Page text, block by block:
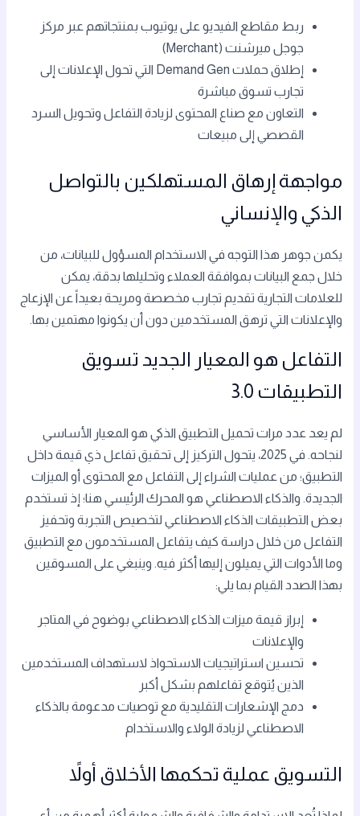
ربط مقاطع الفيديو على يوتيوب بمنتجاتهم عبر مركز
جوجل ميرشنت (Merchant)
إطلاق حملات Demand Gen التي تحول الإعلانات إلى
تجارب تسوق مباشرة
التعاون مع صناع المحتوى لزيادة التفاعل وتحويل السرد
القصصي إلى مبيعات
مواجهة إرهاق المستهلكين بالتواصل
الذكي والإنساني
يكمن جوهر هذا التوجه في الاستخدام المسؤول للبيانات، من
خلال جمع البيانات بموافقة العملاء وتحليلها بدقة، يمكن
للعلامات التجارية تقديم تجارب مخصصة ومريحة بعيداً عن الإزعاج
والإعلانات التي ترهق المستخدمين دون أن يكونوا مهتمين بها.
التفاعل هو المعيار الجديد تسويق
التطبيقات 3.0
لم يعد عدد مرات تحميل التطبيق الذكي هو المعيار الأساسي
لنجاحه. في 2025، يتحول التركيز إلى تحقيق تفاعل ذي قيمة داخل
التطبيق؛ من عمليات الشراء إلى التفاعل مع المحتوى أو الميزات
الجديدة. والذكاء الاصطناعي هو المحرك الرئيسي هنا؛ إذ تستخدم
بعض التطبيقات الذكاء الاصطناعي لتخصيص التجربة وتحفيز
التفاعل من خلال دراسة كيف يتفاعل المستخدمون مع التطبيق
وما الأدوات التي يميلون إليها أكثر فيه. وينبغي على المسوقين
بهذا الصدد القيام بما يلي:
إبراز قيمة ميزات الذكاء الاصطناعي بوضوح في المتاجر
والإعلانات
تحسين استراتيجيات الاستحواذ لاستهداف المستخدمين
الذين يُتوقع تفاعلهم بشكل أكبر
دمج الإشعارات التقليدية مع توصيات مدعومة بالذكاء
الاصطناعي لزيادة الولاء والاستخدام
التسويق عملية تحكمها الأخلاق أولاً